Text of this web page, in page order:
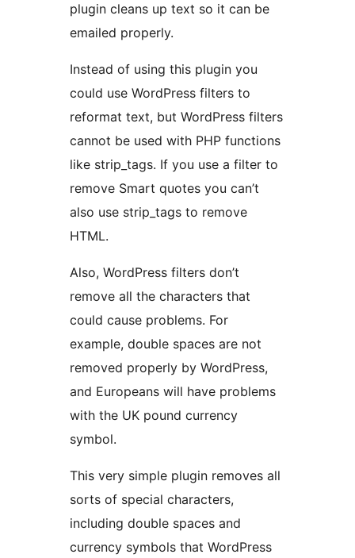
plugin cleans up text so it can be
emailed properly.
Instead of using this plugin you
could use WordPress filters to
reformat text, but WordPress filters
cannot be used with PHP functions
like strip_tags. If you use a filter to
remove Smart quotes you can’t
also use strip_tags to remove
HTML.
Also, WordPress filters don’t
remove all the characters that
could cause problems. For
example, double spaces are not
removed properly by WordPress,
and Europeans will have problems
with the UK pound currency
symbol.
This very simple plugin removes all
sorts of special characters,
including double spaces and
currency symbols that WordPress